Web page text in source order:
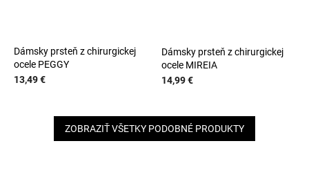
Dámsky prsteň z chirurgickej
ocele PEGGY
13,49 €
Dámsky prsteň z chirurgickej
ocele MIREIA
14,99 €
ZOBRAZIŤ VŠETKY PODOBNÉ PRODUKTY